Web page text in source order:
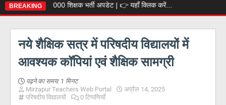
BREAKING
📄 69000 शिक्षक भर्ती अपडेट | 👉 यहाँ क्लिक करें...
नये शैक्षिक सत्र में परिषदीय विद्यालयों में
आवश्यक कॉपियां एवं शैक्षिक सामग्री
पढ़ने का समय: 1 मिनट
Mirzapur Teachers Web Portal
अप्रैल 14, 2025
परिषदीय विद्यालयों
0 टिप्पणियाँ